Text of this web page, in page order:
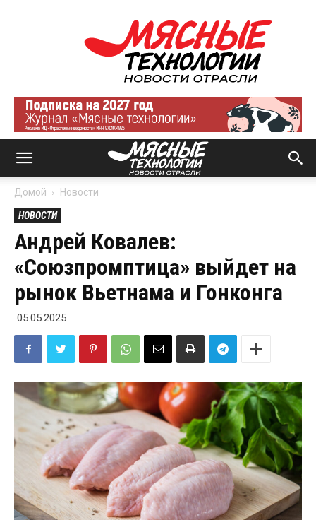
Мясные
технологии
|
Новости
отрасли
Домой Новости
НОВОСТИ
Андрей Ковалев:
«Союзпромптица» выйдет на
рынок Вьетнама и Гонконга
05.05.2025